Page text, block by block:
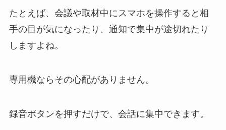
たとえば、会議や取材中にスマホを操作すると相
手の目が気になったり、通知で集中が途切れたり
しますよね。
専用機ならその心配がありません。
録音ボタンを押すだけで、会話に集中できます。